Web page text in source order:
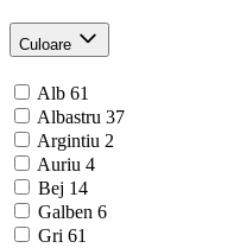
Culoare
Alb 61
Albastru 37
Argintiu 2
Auriu 4
Bej 14
Galben 6
Gri 61